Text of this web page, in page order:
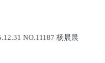
NO.11187 杨晨晨